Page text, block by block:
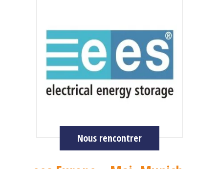
Nous rencontrer